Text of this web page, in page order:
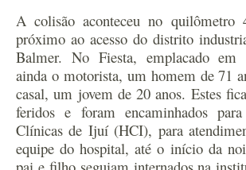
A colisão aconteceu no quilômetro
próximo ao acesso do distrito
Balmer. No Fiesta, emplacado em
ainda o motorista, um homem de 71
casal, um jovem de 20 anos. Estes
feridos e foram encaminhados
Clínicas de Ijuí (HCI), para
equipe do hospital, até o início da